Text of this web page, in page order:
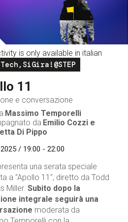
is only available in italian
Tech,SiGira!@STEP
11
e conversazione
Massimo Temporelli
da Emilio Cozzi e
Di Pippo
/ 19:00 - 22:00
una serata speciale
a "Apollo 11", diretto da Todd
Miller. Subito dopo la
integrale seguirà una
moderata da